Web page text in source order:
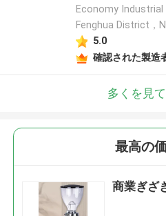
Economy Industrial
Fenghua District，
5.0
確認された製造
多くを見
最高の
商業ぎざ